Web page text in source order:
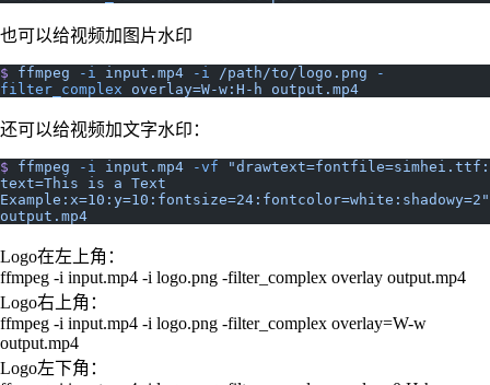
也可以给视频加图片水印
$ ffmpeg -i input.mp4 -i /path/to/logo.png -
filter_complex overlay=W-w:H-h output.mp4
还可以给视频加文字水印：
$ ffmpeg -i input.mp4 -vf "drawtext=fontfile=simhei.ttf:
text=This is a Text
Example:x=10:y=10:fontsize=24:fontcolor=white:shadowy=2"
output.mp4
Logo在左上角：
ffmpeg -i input.mp4 -i logo.png -filter_complex overlay output.mp4
Logo右上角：
ffmpeg -i input.mp4 -i logo.png -filter_complex overlay=W-w
output.mp4
Logo左下角：